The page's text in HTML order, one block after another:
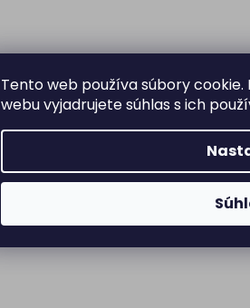
Tento web používa súbory
webu vyjadrujete súhlas s ich